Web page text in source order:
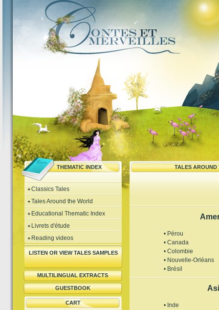
THEMATIC INDEX TALES AROUND
Classics Tales
Tales Around the World
Educational Thematic Index
Livrets d'étude
Reading videos
LISTEN OR VIEW TALES SAMPLES
MULTILINGUAL EXTRACTS
GUESTBOOK
CART
• Pérou
• Canada
• Colombie
• Nouvelle-Orléans
• Brésil
• Inde